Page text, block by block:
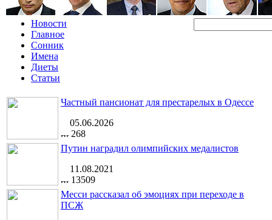
Новости
Главное
Сонник
Имена
Диеты
Статьи
Частный пансионат для престарелых в Одессе
05.06.2026
268
Путин наградил олимпийских медалистов
11.08.2021
13509
Месси рассказал об эмоциях при переходе в
ПСЖ